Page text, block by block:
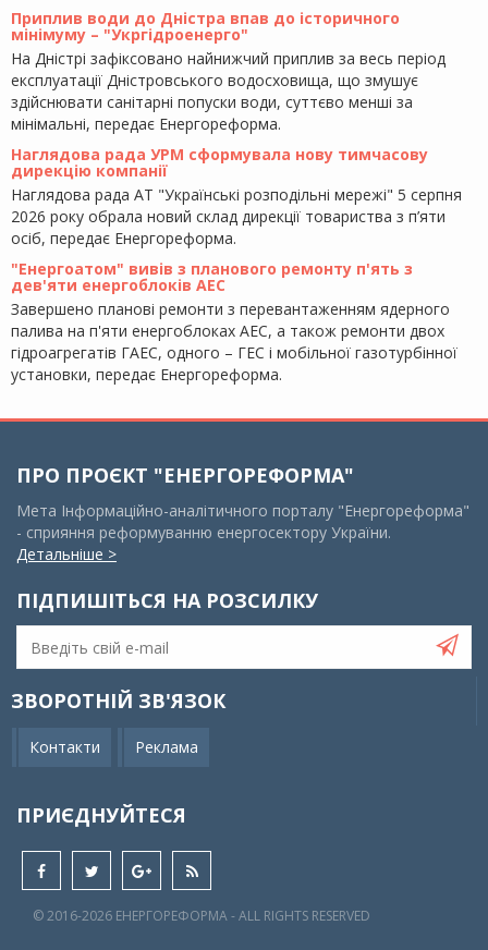
Приплив води до Дністра впав до історичного
мінімуму – "Укргідроенерго"
На Дністрі зафіксовано найнижчий приплив за весь період
експлуатації Дністровського водосховища, що змушує
здійснювати санітарні попуски води, суттєво менші за
мінімальні, передає Енергореформа.
Наглядова рада УРМ сформувала нову тимчасову
дирекцію компанії
Наглядова рада АТ "Українські розподільні мережі" 5 серпня
2026 року обрала новий склад дирекції товариства з п’яти
осіб, передає Енергореформа.
"Енергоатом" вивів з планового ремонту п'ять з
дев'яти енергоблоків АЕС
Завершено планові ремонти з перевантаженням ядерного
палива на п'яти енергоблоках АЕС, а також ремонти двох
гідроагрегатів ГАЕС, одного – ГЕС і мобільної газотурбінної
установки, передає Енергореформа.
ПРО ПРОЄКТ "ЕНЕРГОРЕФОРМА"
Мета Інформаційно-аналітичного порталу "Енергореформа"
- сприяння реформуванню енергосектору України.
Детальніше >
ПІДПИШІТЬСЯ НА РОЗСИЛКУ
ЗВОРОТНІЙ ЗВ'ЯЗОК
Контакти Реклама
ПРИЄДНУЙТЕСЯ
© 2016-2026 EНЕРГОРЕФОРМА - ALL RIGHTS RESERVED